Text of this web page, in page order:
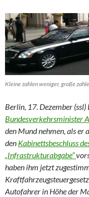
Kleine zahlen weniger, große
Berlin, 17. Dezember
Bundesverkehrsminister
den Mund nehmen, als
den Kabinettsbeschluss
„Infrastrukturabgabe“
haben ihm jetzt
Autofahrer in Höhe der